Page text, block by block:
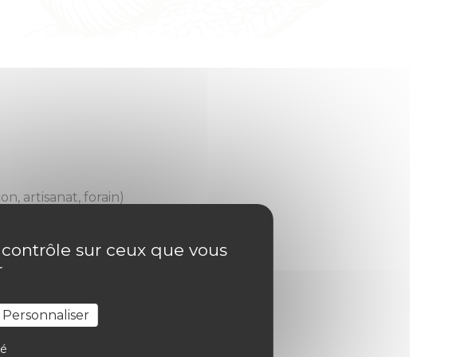
artisanat, forain)
sur ceux que vous
Personnaliser